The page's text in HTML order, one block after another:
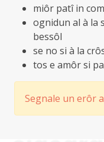
miôr patî in
ognidun al à la
bessôl
se no si à la
tos e amôr si
Segnale un erôr